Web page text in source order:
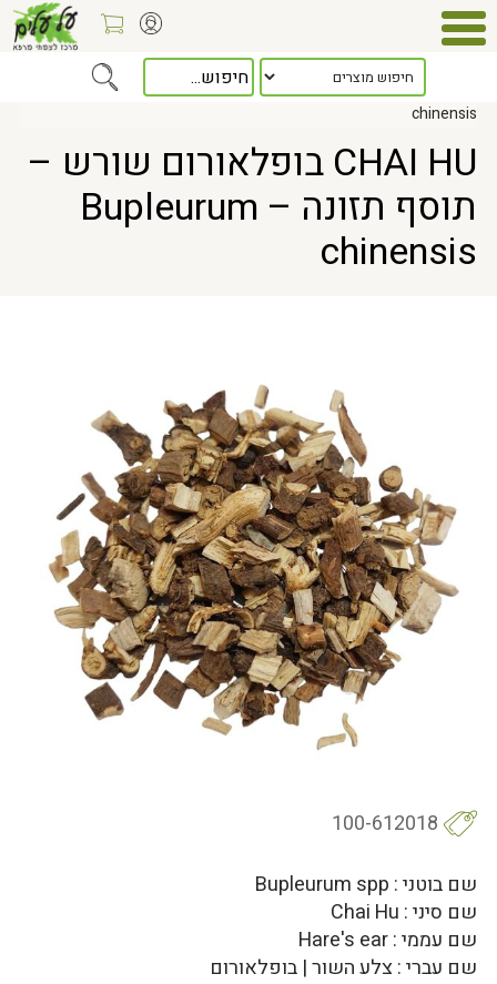
Home
> CHAI HU בופלאורום שורש – תוסף תזונה – Bupleurum
chinensis
CHAI HU בופלאורום שורש –
תוסף תזונה – Bupleurum
chinensis
100-612018
שם בוטני : Bupleurum spp
שם סיני : Chai Hu
שם עממי : Hare's ear
שם עברי : צלע השור | בופלאורום